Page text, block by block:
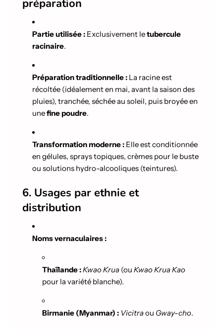
préparation
Partie utilisée : Exclusivement letubercule
racinaire.
Préparation traditionnelle : La racine est
récoltée (idéalement en mai, avant la saison des
pluies), tranchée, séchée au soleil, puis broyée en
unefine poudre.
Transformation moderne : Elle est conditionnée
en gélules, sprays topiques, crèmes pour le buste
ou solutions hydro-alcooliques (teintures).
6. Usages par ethnie et
distribution
Noms vernaculaires :
Thaïlande :Kwao Krua (ou Kwao Krua Kao
pour la variété blanche).
Birmanie (Myanmar) : Vicitraou Gway-cho.